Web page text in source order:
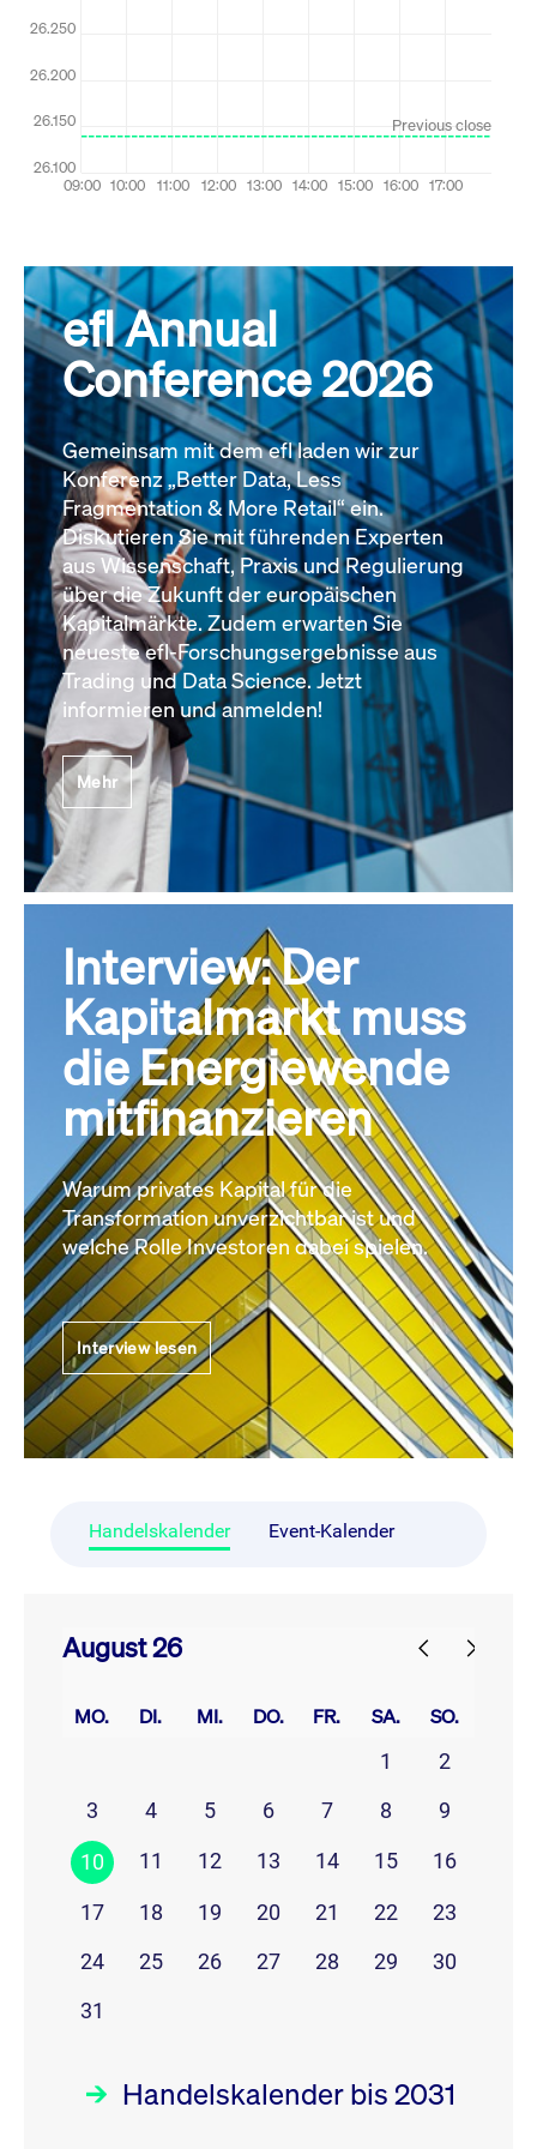
efl Annual
Conference 2026
Gemeinsam mit dem efl laden wir zur
Konferenz „Better Data, Less
Fragmentation & More Retail“ ein.
Diskutieren Sie mit führenden Experten
aus Wissenschaft, Praxis und Regulierung
über die Zukunft der europäischen
Kapitalmärkte. Zudem erwarten Sie
neueste efl-Forschungsergebnisse aus
Trading und Data Science. Jetzt
informieren und anmelden!
Mehr
Interview: Der
Kapitalmarkt muss
die Energiewende
mitfinanzieren
Warum privates Kapital für die
Transformation unverzichtbar ist und
welche Rolle Investoren dabei spielen.
Interview lesen
Handelskalender Event-Kalender
August 26
MO. DI. MI. DO. FR. SA. SO.
1
2
3
4 5 6 7 8 9
10 11 12 13 14 15 16
17 18 19 20 21 22
23
24
25 26 27 28 29
30
31
Handelskalender bis 2031